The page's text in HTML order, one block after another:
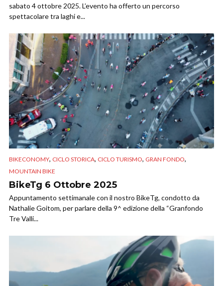
sabato 4 ottobre 2025. L’evento ha offerto un percorso
spettacolare tra laghi e...
BIKECONOMY, CICLO STORICA, CICLO TURISMO, GRAN FONDO,
MOUNTAIN BIKE
BikeTg 6 Ottobre 2025
Appuntamento settimanale con il nostro BikeTg, condotto da
Nathalie Goitom, per parlare della 9^ edizione della “Granfondo
Tre Valli...